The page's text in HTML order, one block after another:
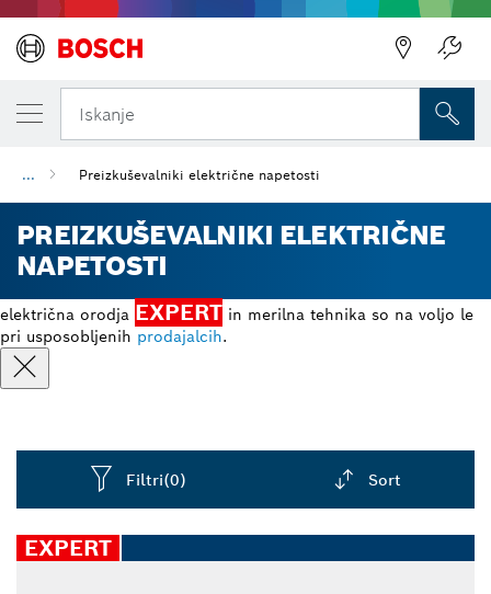
Iskanje
... Preizkuševalniki električne napetosti
PREIZKUŠEVALNIKI ELEKTRIČNE
NAPETOSTI
električna orodja EXPERT in merilna tehnika so na voljo le
pri usposobljenih prodajalcih.
Filtri(0) Sort
closed
EXPERT